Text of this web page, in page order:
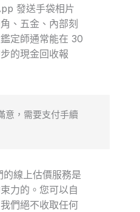
發送手袋相片
、五金、內部刻
定師通常能在 30
的現金回收報
意，需要支付手續
線上估價服務是
力的。您可以自
們絕不收取任何